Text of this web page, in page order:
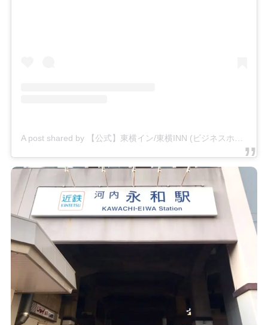
A post shared by 【公式】東横イン/東横INN (ビジネスホテル) (@toyokoinn_official)